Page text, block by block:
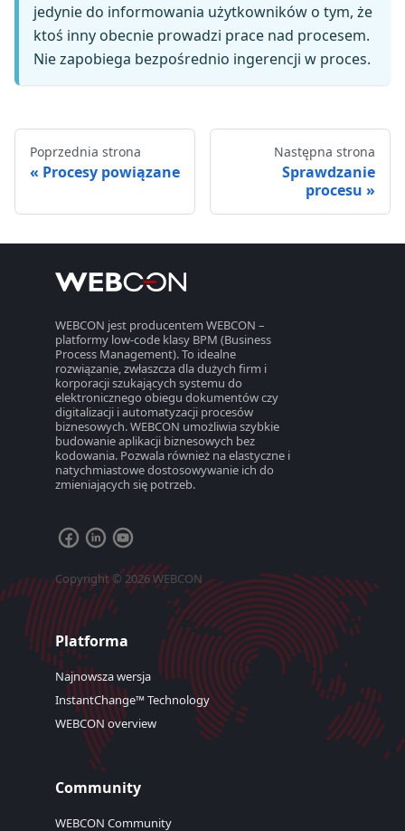
jedynie do informowania użytkowników o tym, że
ktoś inny obecnie prowadzi prace nad procesem.
Nie zapobiega bezpośrednio ingerencji w proces.
Poprzednia strona
Procesy powiązane
Następna strona
Sprawdzanie
procesu
WEBCON jest producentem WEBCON –
platformy low-code klasy BPM (Business
Process Management). To idealne
rozwiązanie, zwłaszcza dla dużych firm i
korporacji szukających systemu do
elektronicznego obiegu dokumentów czy
digitalizacji i automatyzacji procesów
biznesowych. WEBCON umożliwia szybkie
budowanie aplikacji biznesowych bez
kodowania. Pozwala również na elastyczne i
natychmiastowe dostosowywanie ich do
zmieniających się potrzeb.
Copyright © 2026 WEBCON
Platforma
Najnowsza wersja
InstantChange™ Technology
WEBCON overview
Community
WEBCON Community